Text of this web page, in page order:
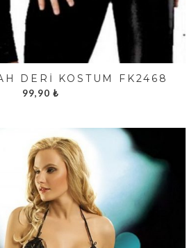
DERI KOSTÜM FK2468
99,90 ₺